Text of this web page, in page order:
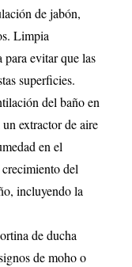
de jabón,
Limpia
para evitar que las
superficies.
del baño en
extractor de aire
en el
del
incluyendo la
de ducha
de moho o